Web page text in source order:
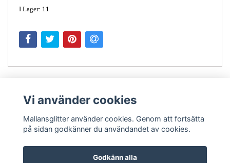
I Lager: 11
Vi använder cookies
Mallansglitter använder cookies. Genom att fortsätta
på sidan godkänner du användandet av cookies.
Godkänn alla